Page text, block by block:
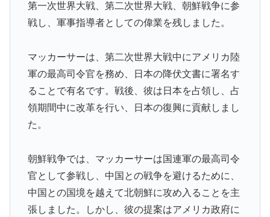
第一次世界大戦、第二次世界大戦、朝鮮戦争に参
戦し、軍事指導者としての偉業を残しました。
マッカーサーは、第二次世界大戦中にアメリカ陸
軍の最高司令官を務め、日本の降伏文書に署名す
ることで有名です。戦後、彼は日本を占領し、占
領期間中に改革を行い、日本の復興に貢献しまし
た。
朝鮮戦争では、マッカーサーは国連軍の最高司令
官として参戦し、中国との戦争を避けるために、
中国との国境を越えて北朝鮮に攻め入ることを主
張しました。しかし、彼の提案はアメリカ政府に